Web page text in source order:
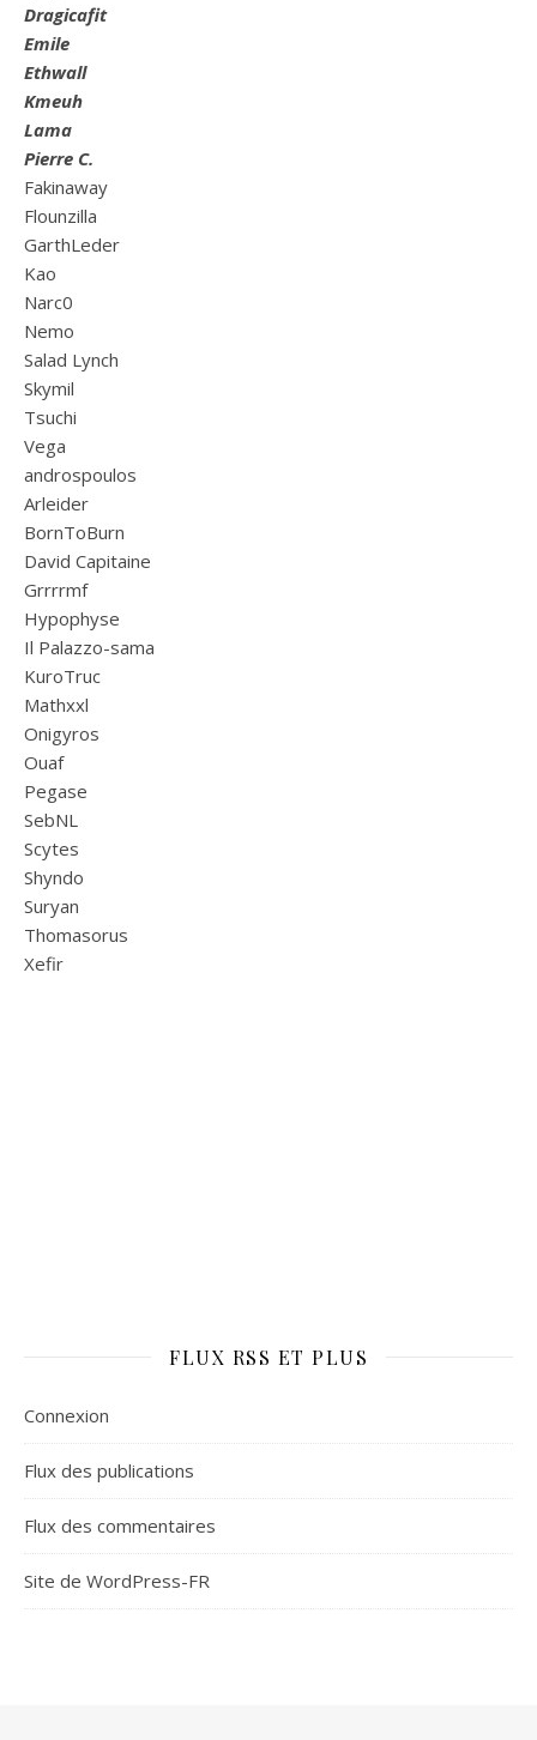
Dragicafit
Emile
Ethwall
Kmeuh
Lama
Pierre C.
Fakinaway
Flounzilla
GarthLeder
Kao
Narc0
Nemo
Salad Lynch
Skymil
Tsuchi
Vega
androspoulos
Arleider
BornToBurn
David Capitaine
Grrrrmf
Hypophyse
Il Palazzo-sama
KuroTruc
Mathxxl
Onigyros
Ouaf
Pegase
SebNL
Scytes
Shyndo
Suryan
Thomasorus
Xefir
FLUX RSS ET PLUS
Connexion
Flux des publications
Flux des commentaires
Site de WordPress-FR